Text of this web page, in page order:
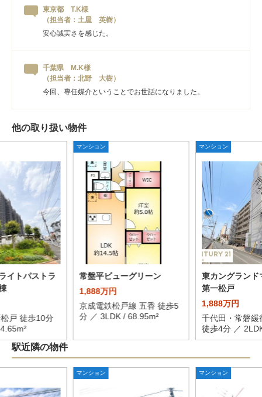
東京都 T.K様
（担当者：土屋 英樹）
安心誠実さを感じた。
千葉県 M.K様
（担当者：北野 大樹）
今回、専任媒介ということでお世話になりました。
他の取り扱い物件
イトパストラ
戸 徒歩10分
マンション
常盤平ビューグリーン
1,888万円
京成電鉄松戸線 五香 徒歩5
分 ／ 3LDK / 68.95m²
マンション
東カングランド
第一松戸
1,888万円
千代田・常磐緩
徒歩4分 ／
駅近隣の物件
マンション マンション